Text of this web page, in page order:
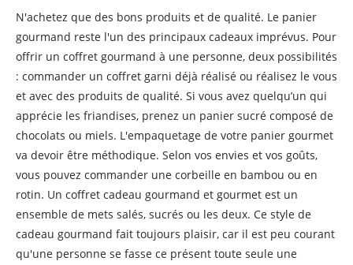
N'achetez que des bons produits et de qualité. Le panier
gourmand reste l'un des principaux cadeaux imprévus. Pour
offrir un coffret gourmand à une personne, deux possibilités
: commander un coffret garni déjà réalisé ou réalisez le vous
et avec des produits de qualité. Si vous avez quelqu’un qui
apprécie les friandises, prenez un panier sucré composé de
chocolats ou miels. L'empaquetage de votre panier gourmet
va devoir être méthodique. Selon vos envies et vos goûts,
vous pouvez commander une corbeille en bambou ou en
rotin. Un coffret cadeau gourmand et gourmet est un
ensemble de mets salés, sucrés ou les deux. Ce style de
cadeau gourmand fait toujours plaisir, car il est peu courant
qu'une personne se fasse ce présent toute seule une